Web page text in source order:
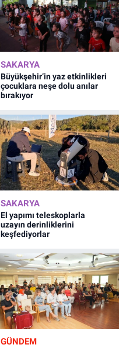
SAKARYA
Büyükşehir’in yaz etkinlikleri
çocuklara neşe dolu anılar
bırakıyor
SAKARYA
El yapımı teleskoplarla
uzayın derinliklerini
keşfediyorlar
GÜNDEM